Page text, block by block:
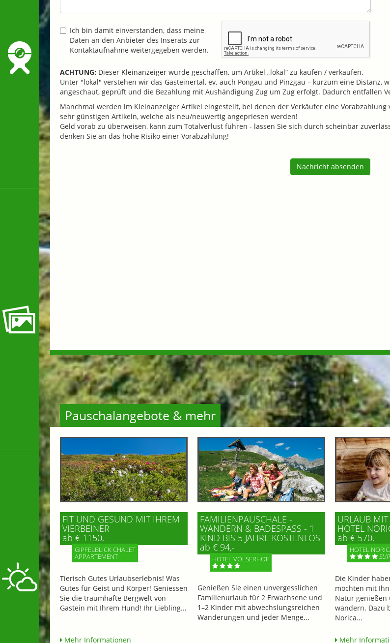
Ich bin damit einverstanden, dass meine
Daten an den Anbieter des Inserats zur
Kontaktaufnahme weitergegeben werden.
ACHTUNG: Dieser Kleinanzeiger wurde geschaffen, um Artikel „lokal“ zu kaufen / verkaufen.
Unter "lokal" verstehen wir das Gasteinertal, ev. auch Pongau und Pinzgau – kurzum eine
angeschaut, geprüft und die Bezahlung mit Aushändigung Zug um Zug erfolgt. Dadurch entfallen
Manchmal werden im Kleinanzeiger Artikel eingestellt, bei denen der Verkäufer eine
sehr günstigen Artikeln, welche als neu/neuwertig angepriesen werden!
Geld vorab zu überweisen, kann zum Totalverlust führen - lassen Sie sich durch scheinbar
denken Sie an das hohe Risiko einer Vorabzahlung!
Nachricht absenden
Pauschalangebote & mehr
FIT UND GESUND MIT IHREM
VIERBEINER
ab € 1150,-
GIPFELBLICK CHALET
APPARTEMENT
Tierisch Gutes Urlaubserlebnis! Was
Gutes für Geist und Körper! Geniessen
Sie die traumhafte Bergwelt von
Gastein mit Ihrem Hund! Ihr Liebling...
Mehr Informationen
FAMILIENPAUSCHALE -
WANDERN & BADESPASS - 1 K
IND BIS 5 JAHRE KOSTENLOS
ab € 94,-
HOTEL VÖLSERHOF
Genießen Sie einen unvergesslichen
Familienurlaub für 2 Erwachsene und
1–2 Kinder mit abwechslungsreichen
Wanderungen und jeder Menge...
URLAUB
HOTEL
ab € 570,-
HOTEL
Die Kinder
möchten mit
Natur genießen
wandern. Dazu
Norica...
Mehr